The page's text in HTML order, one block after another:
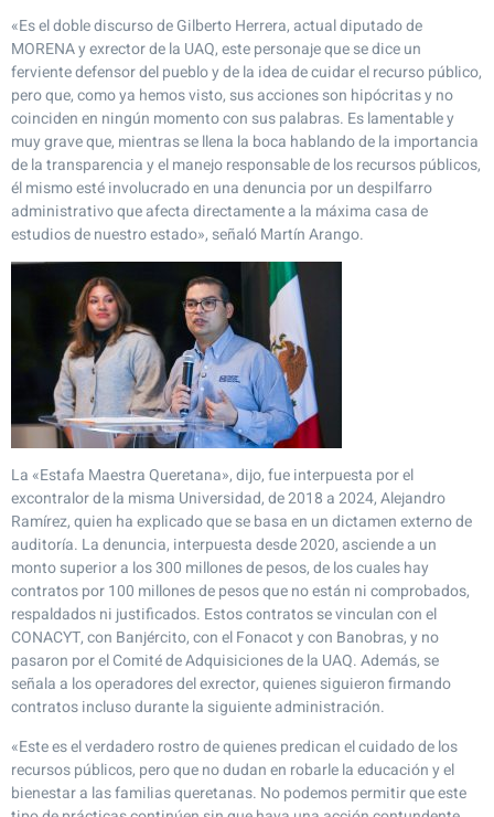
«Es el doble discurso de Gilberto Herrera, actual diputado de
MORENA y exrector de la UAQ, este personaje que se dice un
ferviente defensor del pueblo y de la idea de cuidar el recurso público,
pero que, como ya hemos visto, sus acciones son hipócritas y no
coinciden en ningún momento con sus palabras. Es lamentable y
muy grave que, mientras se llena la boca hablando de la importancia
de la transparencia y el manejo responsable de los recursos públicos,
él mismo esté involucrado en una denuncia por un despilfarro
administrativo que afecta directamente a la máxima casa de
estudios de nuestro estado», señaló Martín Arango.
La «Estafa Maestra Queretana», dijo, fue interpuesta por el
excontralor de la misma Universidad, de 2018 a 2024, Alejandro
Ramírez, quien ha explicado que se basa en un dictamen externo de
auditoría. La denuncia, interpuesta desde 2020, asciende a un
monto superior a los 300 millones de pesos, de los cuales hay
contratos por 100 millones de pesos que no están ni comprobados,
respaldados ni justificados. Estos contratos se vinculan con el
CONACYT, con Banjército, con el Fonacot y con Banobras, y no
pasaron por el Comité de Adquisiciones de la UAQ. Además, se
señala a los operadores del exrector, quienes siguieron firmando
contratos incluso durante la siguiente administración.
«Este es el verdadero rostro de quienes predican el cuidado de los
recursos públicos, pero que no dudan en robarle la educación y el
bienestar a las familias queretanas. No podemos permitir que este